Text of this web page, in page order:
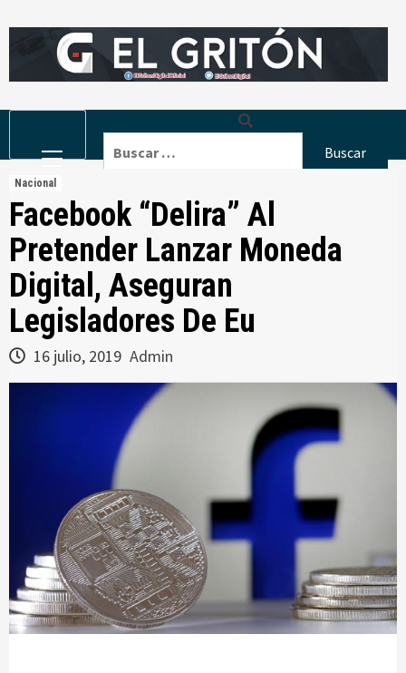
to
Menu
Nacional
Facebook “Delira” Al
Pretender Lanzar Moneda
Digital, Aseguran
Legisladores De Eu
16 julio, 2019 Admin